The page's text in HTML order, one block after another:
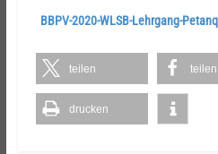
BBPV-2020-WLSB-Lehrgang-
teilen teilen
drucken